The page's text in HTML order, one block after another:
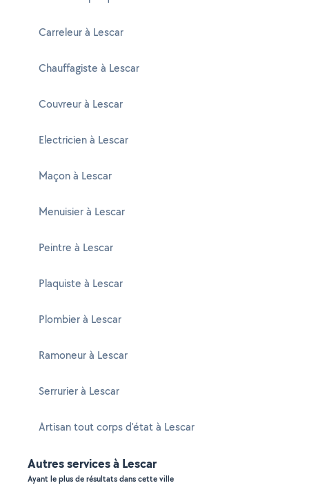
Carreleur à Lescar
Chauffagiste à Lescar
Couvreur à Lescar
Electricien à Lescar
Maçon à Lescar
Menuisier à Lescar
Peintre à Lescar
Plaquiste à Lescar
Plombier à Lescar
Ramoneur à Lescar
Serrurier à Lescar
Artisan tout corps d'état à Lescar
Autres services à Lescar
Ayant le plus de résultats dans cette ville